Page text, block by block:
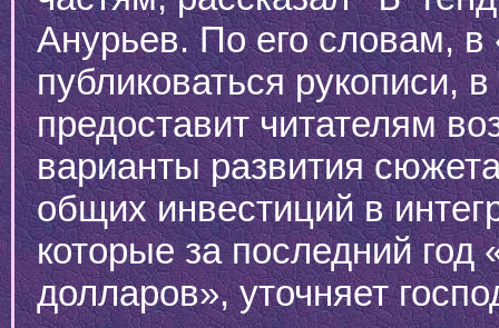
Анурьев. По его словам, в
публиковаться рукописи,
предоставит читателям
варианты развития
общих инвестиций в
которые за последний год
долларов», уточняет